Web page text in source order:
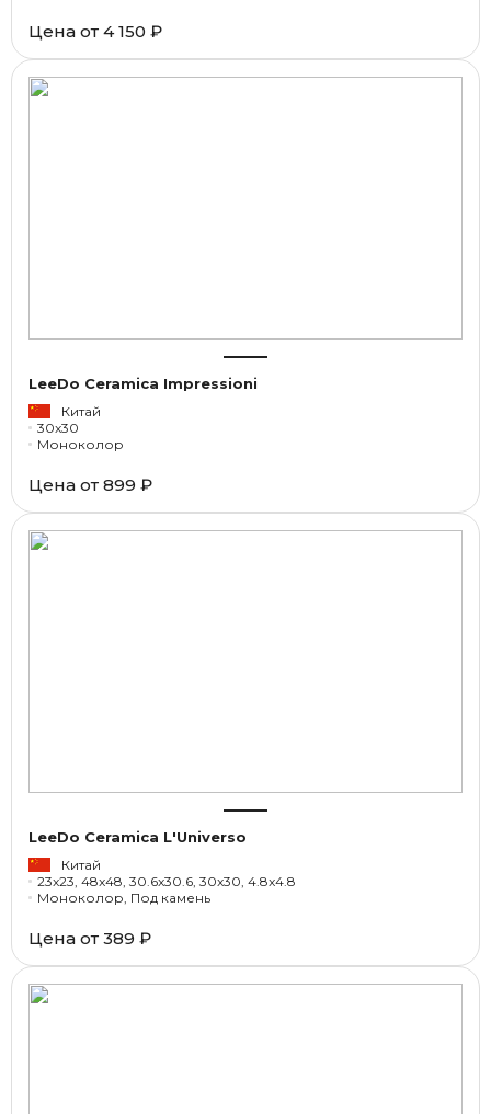
Цена от 4 150 ₽
LeeDo Ceramica Impressioni
Китай
30x30
Моноколор
Цена от 899 ₽
LeeDo Ceramica L'Universo
Китай
23x23, 48x48, 30.6x30.6, 30x30, 4.8x4.8
Моноколор, Под камень
Цена от 389 ₽